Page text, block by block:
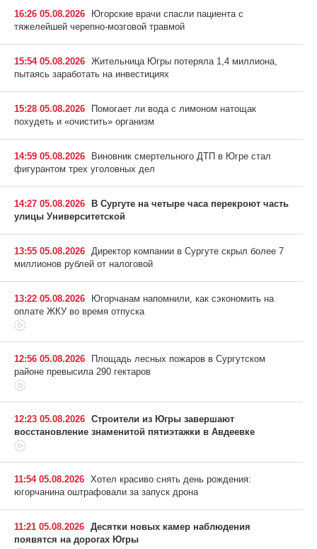
16:26 05.08.2026
Югорские врачи спасли пациента с
тяжелейшей черепно-мозговой травмой
15:54 05.08.2026 Жительница Югры потеряла 1,4 миллиона,
пытаясь заработать на инвестициях
15:28 05.08.2026
Помогает ли вода с лимоном натощак
похудеть и «очистить» организм
14:59 05.08.2026
Виновник смертельного ДТП в Югре стал
фигурантом трех уголовных дел
14:27 05.08.2026 В Сургуте на четыре часа перекроют часть
улицы Университетской
13:55 05.08.2026
Директор компании в Сургуте скрыл более 7
миллионов рублей от налоговой
13:22 05.08.2026
Югорчанам напомнили, как сэкономить на
оплате ЖКУ во время отпуска
12:56 05.08.2026
Площадь лесных пожаров в Сургутском
районе превысила 290 гектаров
12:23 05.08.2026 Строители из Югры завершают
восстановление знаменитой пятиэтажки в Авдеевке
11:54 05.08.2026 Хотел красиво снять день рождения:
югорчанина оштрафовали за запуск дрона
11:21 05.08.2026 Десятки новых камер наблюдения
появятся на дорогах Югры